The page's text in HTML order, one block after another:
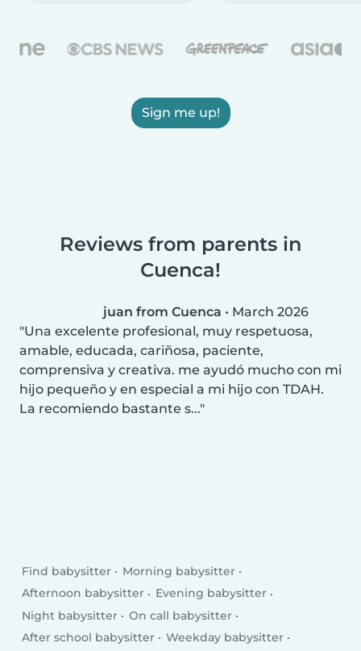
Sign me up!
Reviews from parents in
Cuenca!
juan from Cuenca • March 2026
Una excelente profesional, muy respetuosa,
amable, educada, cariñosa, paciente,
comprensiva y creativa. me ayudó mucho con mi
hijo pequeño y en especial a mi hijo con TDAH.
La recomiendo bastante s...
Find babysitter
Morning babysitter
Afternoon babysitter
Evening babysitter
Night babysitter
On call babysitter
After school babysitter
Weekday babysitter